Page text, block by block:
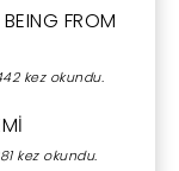
FROM
kez okundu.
kez okundu.